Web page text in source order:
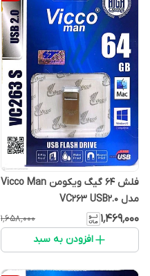
فلش 64 گیگ ویکومن Vicco Man
مدل VC263 USB2.0
۱٬۴۶۹٬۰۰۰ ۱٬۶۵۸٬۰۰۰
افزودن به سبد